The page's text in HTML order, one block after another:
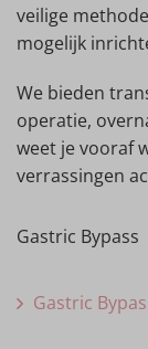
veilige
mogelijk
We bieden
operatie,
weet je vooraf
verrassingen
Gastric Bypass
Gastric